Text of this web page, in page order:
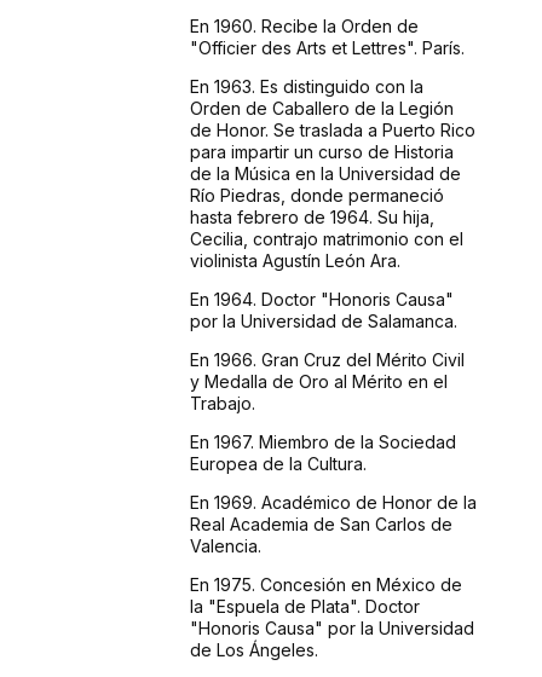
En 1960. Recibe la Orden de
"Officier des Arts et Lettres". París.
En 1963. Es distinguido con la
Orden de Caballero de la Legión
de Honor. Se traslada a Puerto Rico
para impartir un curso de Historia
de la Música en la Universidad de
Río Piedras, donde permaneció
hasta febrero de 1964. Su hija,
Cecilia, contrajo matrimonio con el
violinista Agustín León Ara.
En 1964. Doctor "Honoris Causa"
por la Universidad de Salamanca.
En 1966. Gran Cruz del Mérito Civil
y Medalla de Oro al Mérito en el
Trabajo.
En 1967. Miembro de la Sociedad
Europea de la Cultura.
En 1969. Académico de Honor de la
Real Academia de San Carlos de
Valencia.
En 1975. Concesión en México de
la "Espuela de Plata". Doctor
"Honoris Causa" por la Universidad
de Los Ángeles.